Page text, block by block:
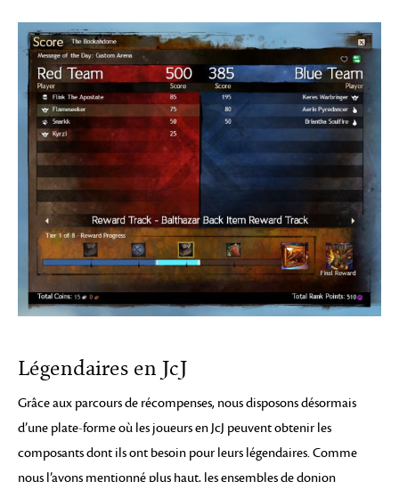
Légendaires en JcJ
Grâce aux parcours de récompenses, nous disposons désormais
d’une plate-forme où les joueurs en JcJ peuvent obtenir les
composants dont ils ont besoin pour leurs légendaires. Comme
nous l’avons mentionné plus haut, les ensembles de donjon